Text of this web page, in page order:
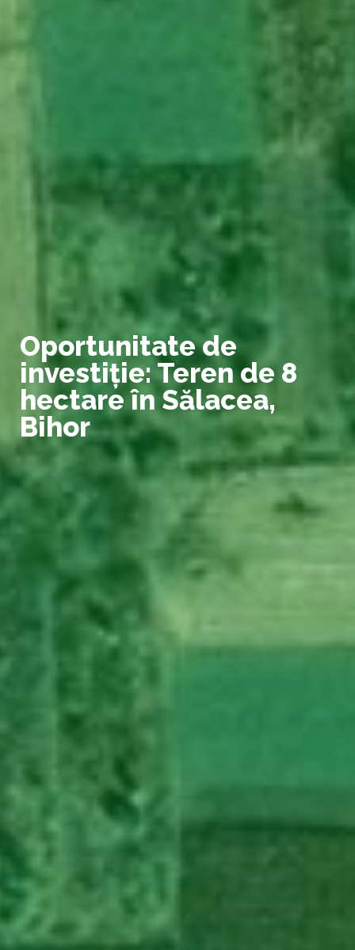
Oportunitate de
investiție: Teren de 8
hectare în Sălacea,
Bihor